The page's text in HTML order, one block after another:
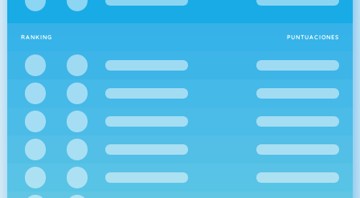
RANKING PUNTUACIONES